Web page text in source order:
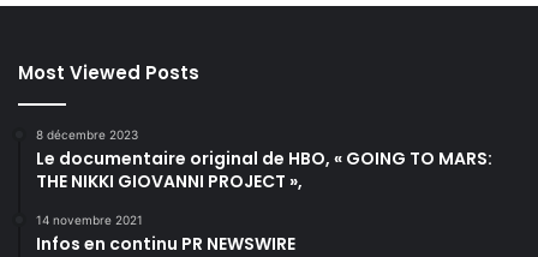
Most Viewed Posts
8 décembre 2023
Le documentaire original de HBO, « GOING TO MARS:
THE NIKKI GIOVANNI PROJECT »,
14 novembre 2021
Infos en continu PR NEWSWIRE